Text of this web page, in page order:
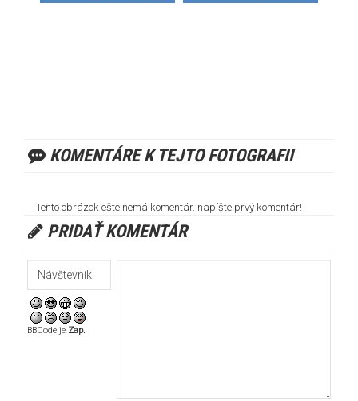
KOMENTÁRE K TEJTO FOTOGRAFII
Tento obrázok ešte nemá komentár. napíšte prvý komentár!
PRIDAŤ KOMENTÁR
BBCode je Zap.